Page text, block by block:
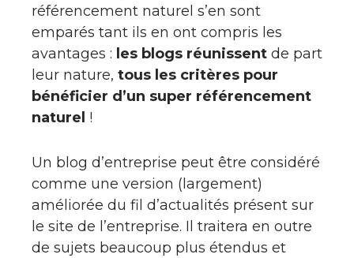
référencement naturel s’en sont
emparés tant ils en ont compris les
avantages : les blogs réunissent de part
leur nature, tous les critères pour
bénéficier d’un super référencement
naturel !
Un blog d’entreprise peut être considéré
comme une version (largement)
améliorée du fil d’actualités présent sur
le site de l’entreprise. Il traitera en outre
de sujets beaucoup plus étendus et